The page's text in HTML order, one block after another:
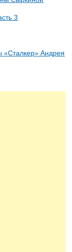
3
«Сталкер» Андрея